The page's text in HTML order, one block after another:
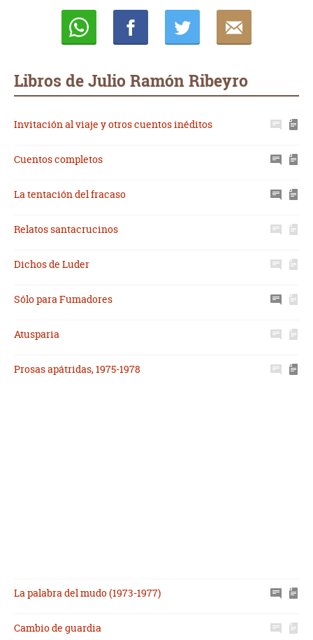
Libros de Julio Ramón Ribeyro
Invitación al viaje y otros cuentos inéditos
Cuentos completos
La tentación del fracaso
Relatos santacrucinos
Dichos de Luder
Sólo para Fumadores
Atusparia
Prosas apátridas, 1975-1978
La palabra del mudo (1973-1977)
Cambio de guardia